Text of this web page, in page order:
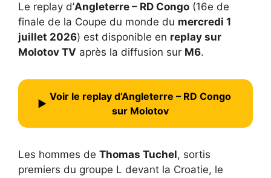
Le replay d’Angleterre – RD Congo (16e de
finale de la Coupe du monde du mercredi 1
juillet 2026) est disponible en replay sur
Molotov TV après la diffusion sur M6.
▶
Voir le replay d’Angleterre – RD Congo
sur Molotov
Les hommes de Thomas Tuchel, sortis
premiers du groupe L devant la Croatie, le